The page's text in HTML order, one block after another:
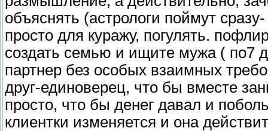
объяснять (астрологи поймут
просто для куражу, погулять.
создать семью и ищите мужа ( по7
партнер без особых взаимных
друг-единоверец, что бы вместе
просто, что бы денег давал и
клиентки изменяется и она